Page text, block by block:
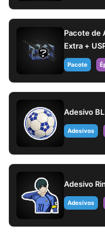
Pacote de
Extra +
Pacote
Adesivo
Adesivos
Adesivo Rin
Adesivos